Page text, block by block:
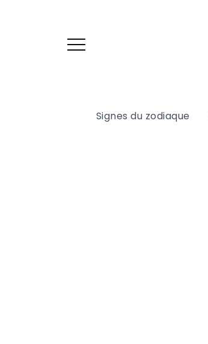
Signes du zodiaque